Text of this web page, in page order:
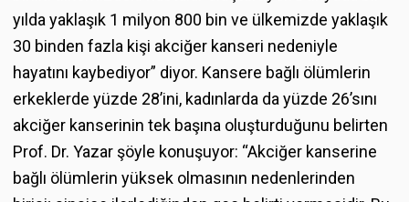
yılda yaklaşık 1 milyon 800 bin ve ülkemizde yaklaşık
30 binden fazla kişi akciğer kanseri nedeniyle
hayatını kaybediyor” diyor. Kansere bağlı ölümlerin
erkeklerde yüzde 28’ini, kadınlarda da yüzde 26’sını
akciğer kanserinin tek başına oluşturduğunu belirten
Prof. Dr. Yazar şöyle konuşuyor: “Akciğer kanserine
bağlı ölümlerin yüksek olmasının nedenlerinden